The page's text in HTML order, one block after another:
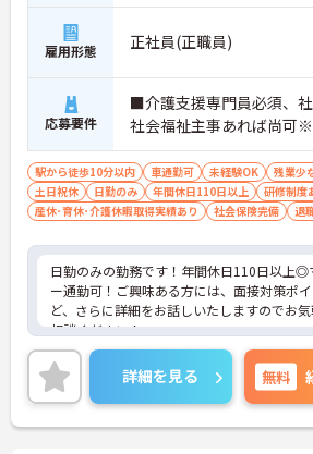
雇用形態 正社員(正職員)
応募要件
■介護支援専門員必須、
社会福祉主事あれば尚可
駅から徒歩10分以内 車通勤可 未経験OK 残業少
土日祝休
日勤のみ 年間休日110日以上
研修制度
産休･育休･介護休暇取得実績あり
社会保険完備 退
日勤のみの勤務です！年間休日110日以上◎
ー通勤可！ご興味ある方には、面接対策ポ
ど、さらに詳細をお話しいたしますのでお気
相談ください！
詳細を見る 無料